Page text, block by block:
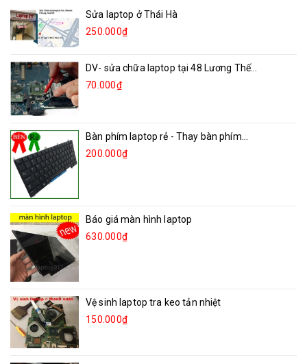
Sửa laptop ở Thái Hà
250.000₫
DV- sửa chữa laptop tại 48 Lương Thế...
70.000₫
Bàn phím laptop rẻ - Thay bàn phím...
200.000₫
Báo giá màn hình laptop
630.000₫
Vệ sinh laptop tra keo tản nhiệt
150.000₫